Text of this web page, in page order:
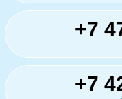
+7
+7